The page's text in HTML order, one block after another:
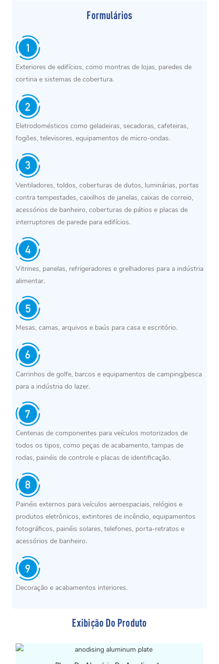
Formulários
Exteriores de edifícios, como montras de lojas, paredes de
cortina e sistemas de cobertura.
Eletrodomésticos como geladeiras, secadoras, cafeteiras,
fogões, televisores, equipamentos de micro-ondas.
Ventiladores, toldos, coberturas de dutos, luminárias, portas
contra tempestades, caixilhos de janelas, caixas de correio,
acessórios de banheiro, coberturas de pátios e placas de
interruptores de parede para edifícios.
Vitrines, panelas, refrigeradores e grelhadores para a indústria
alimentar.
Mesas, camas, arquivos e baús para casa e escritório.
Carrinhos de golfe, barcos e equipamentos de camping/pesca
para a indústria do lazer.
Centenas de componentes para veículos motorizados de
todos os tipos, como peças de acabamento, tampas de
rodas, painéis de controle e placas de identificação.
Painéis externos para veículos aeroespaciais, relógios e
produtos eletrônicos, extintores de incêndio, equipamentos
fotográficos, painéis solares, telefones, porta-retratos e
acessórios de banheiro.
Decoração e acabamentos interiores.
Exibição Do Produto